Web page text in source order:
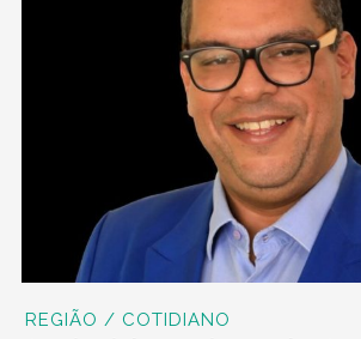
REGIÃO / COTIDIANO